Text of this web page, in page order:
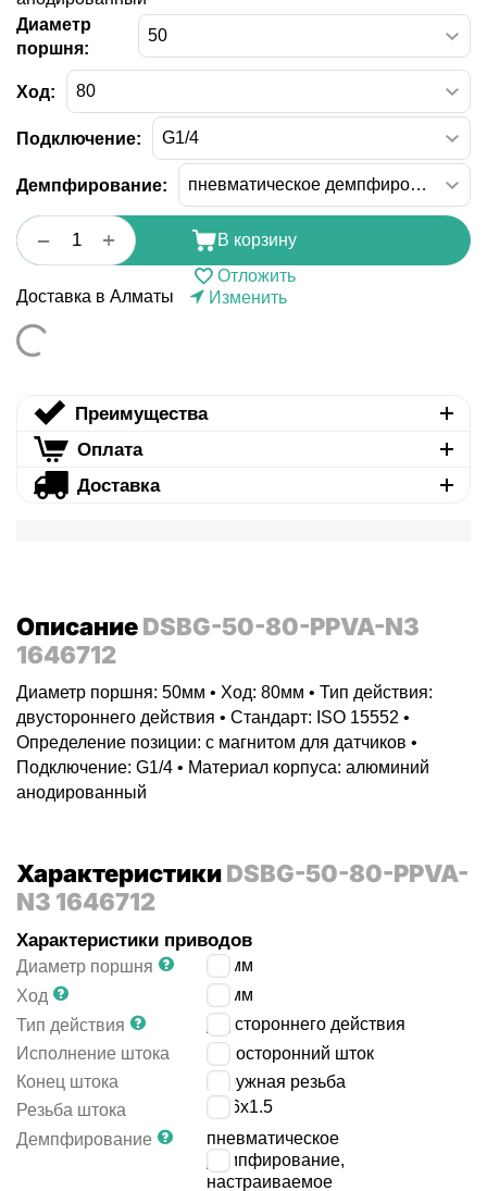
Диаметр
поршня:
Ход:
Подключение:
Демпфирование:
+
−
В корзину
Отложить
Доставка в Алматы
Изменить
Преимущества
Оплата
Доставка
ОписаниеDSBG-50-80-PPVA-N3
1646712
Диаметр поршня: 50мм • Ход: 80мм • Тип действия:
двустороннего действия • Стандарт: ISO 15552 •
Определение позиции: с магнитом для датчиков •
Подключение: G1/4 • Материал корпуса: алюминий
анодированный
ХарактеристикиDSBG-50-80-PPVA-
N3 1646712
Характеристики приводов
Диаметр поршня
мм
Ход
мм
Тип действия
двустороннего действия
Исполнение штока
односторонний шток
Конец штока
наружная резьба
Резьба штока
M16x1.5
Демпфирование
пневматическое
демпфирование,
настраиваемое